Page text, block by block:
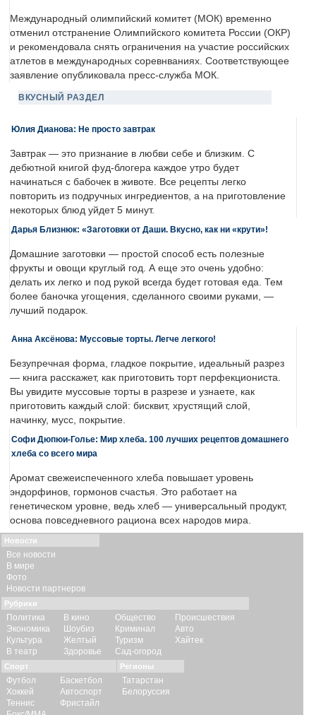
Международный олимпийский комитет (МОК) временно
отменил отстранение Олимпийского комитета России (ОКР)
и рекомендовала снять ограничения на участие российских
атлетов в международных соревнваниях. Соответствующее
заявление опубликовала пресс-служба МОК.
ВКУСНЫЙ РАЗДЕЛ
Юлия Дианова: Не просто завтрак
Завтрак — это признание в любви себе и близким. С
дебютной книгой фуд-блогера каждое утро будет
начинаться с бабочек в животе. Все рецепты легко
повторить из подручных ингредиентов, а на приготовление
некоторых блюд уйдет 5 минут.
Дарья Близнюк: «Заготовки от Даши. Вкусно, как ни «крути»!
Домашние заготовки — простой способ есть полезные
фрукты и овощи круглый год. А еще это очень удобно:
делать их легко и под рукой всегда будет готовая еда. Тем
более баночка угощения, сделанного своими руками, —
лучший подарок.
Анна Аксёнова: Муссовые торты. Легче легкого!
Безупречная форма, гладкое покрытие, идеальный разрез
— книга расскажет, как приготовить торт перфекциониста.
Вы увидите муссовые торты в разрезе и узнаете, как
приготовить каждый слой: бисквит, хрустящий слой,
начинку, мусс, покрытие.
Софи Дюпюи-Голье: Мир хлеба. 100 лучших рецептов домашнего
хлеба со всего мира
Аромат свежеиспеченного хлеба повышает уровень
эндорфинов, гормонов счастья. Это работает на
генетическом уровне, ведь хлеб — универсальный продукт,
основа повседневного рациона всех народов мира.
Новости
Все новости
В мире
Фото
Новости партнеров
Рубрики
Политика
Экономика
Культура
В театр
В кино
Шоубиз
Желтый
Здоровье
Общество
Криминал
Туризм
Сад-огород
Происшествия
Авто
Хайтек
Спорт
Футбол
Хоккей
Теннис
Баскетбол
Автоспорт
Фристайл
Регионы
Татарстан
Белоруссия